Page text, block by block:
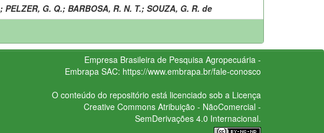
; PELZER, G. Q.; BARBOSA, R. N. T.; SOUZA, G. R. de
Empresa Brasileira de Pesquisa Agropecuária -
Embrapa SAC: https://www.embrapa.br/fale-conosco
O conteúdo do repositório está licenciado sob a Licença
Creative CommonsAtribuição - NãoComercial -
SemDerivações 4.0 Internacional.